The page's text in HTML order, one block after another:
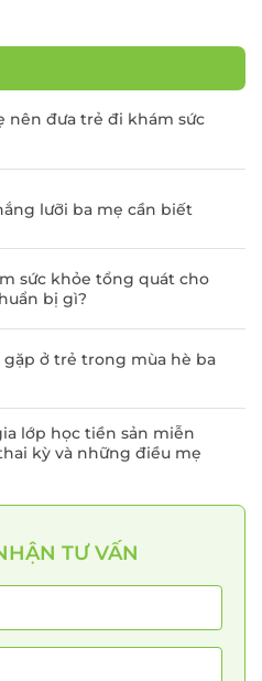
nên đưa trẻ đi khám sức
lưỡi ba mẹ cần biết
sức khỏe tổng quát cho
bị gì?
ở trẻ trong mùa hè ba
lớp học tiền sản miễn
kỳ và những điều mẹ
TƯ VẤN